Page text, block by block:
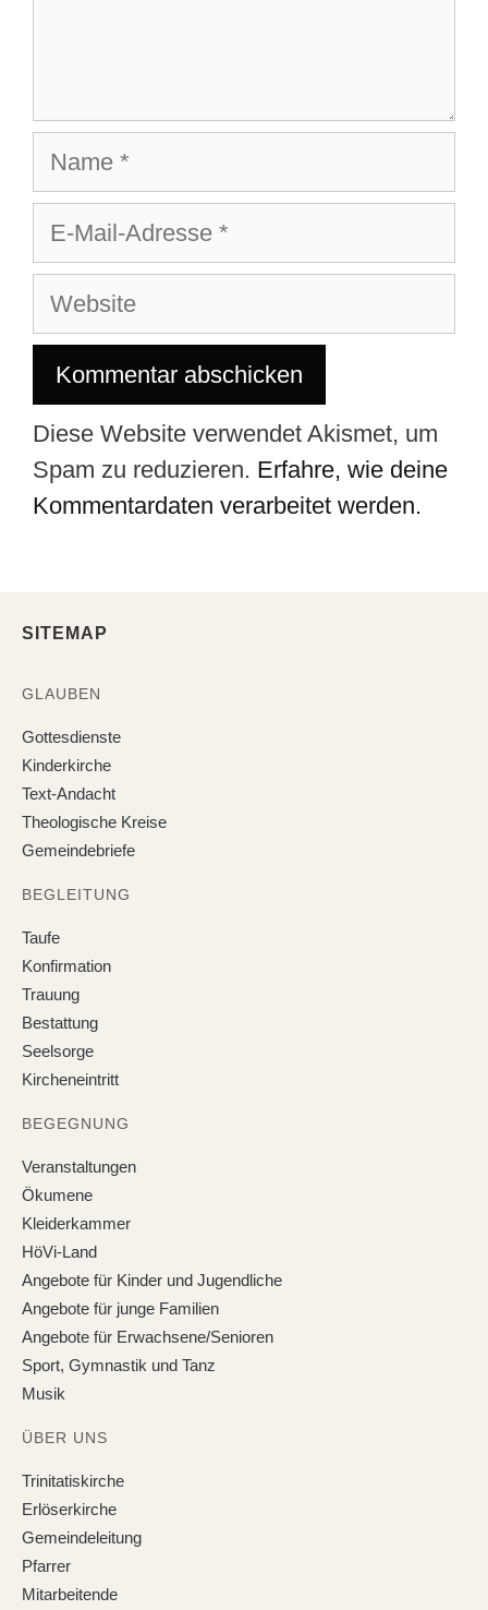
Diese Website verwendet Akismet, um
Spam zu reduzieren. Erfahre, wie deine
Kommentardaten verarbeitet werden.
SITEMAP
GLAUBEN
Gottesdienste
Kinderkirche
Text-Andacht
Theologische Kreise
Gemeindebriefe
BEGLEITUNG
Taufe
Konfirmation
Trauung
Bestattung
Seelsorge
Kircheneintritt
BEGEGNUNG
Veranstaltungen
Ökumene
Kleiderkammer
HöVi-Land
Angebote für Kinder und Jugendliche
Angebote für junge Familien
Angebote für Erwachsene/Senioren
Sport, Gymnastik und Tanz
Musik
ÜBER UNS
Trinitatiskirche
Erlöserkirche
Gemeindeleitung
Pfarrer
Mitarbeitende